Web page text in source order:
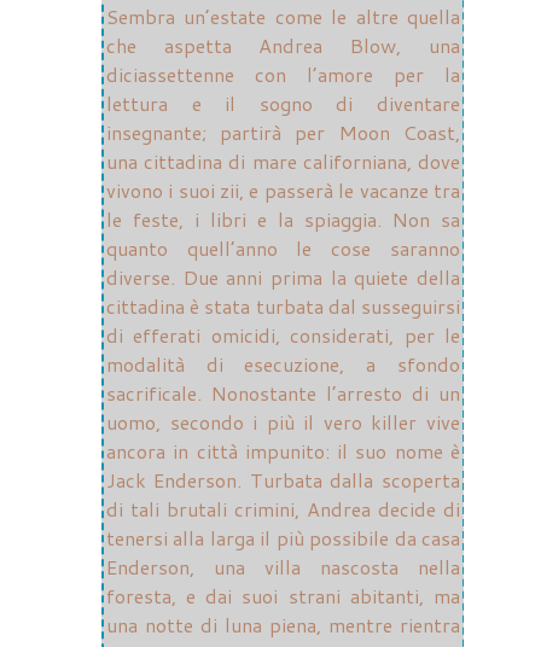
Sembra un’estate come le altre quella
che aspetta Andrea Blow, una
diciassettenne con l’amore per la
lettura e il sogno di diventare
insegnante; partirà per Moon Coast,
una cittadina di mare californiana, dove
vivono i suoi zii, e passerà le vacanze tra
le feste, i libri e la spiaggia. Non sa
quanto quell’anno le cose saranno
diverse. Due anni prima la quiete della
cittadina è stata turbata dal susseguirsi
di efferati omicidi, considerati, per le
modalità di esecuzione, a sfondo
sacrificale. Nonostante l’arresto di un
uomo, secondo i più il vero killer vive
ancora in città impunito: il suo nome è
Jack Enderson. Turbata dalla scoperta
di tali brutali crimini, Andrea decide di
tenersi alla larga il più possibile da casa
Enderson, una villa nascosta nella
foresta, e dai suoi strani abitanti, ma
una notte di luna piena, mentre rientra